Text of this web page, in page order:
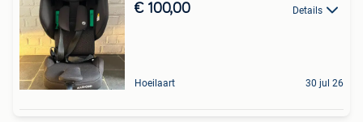
€ 100,00 Details
Hoeilaart 30 jul 26